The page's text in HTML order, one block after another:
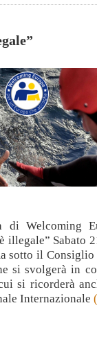
di Welcoming
illegale” Sabato
sotto il Consiglio
si svolgerà in
si ricorderà
Internazionale